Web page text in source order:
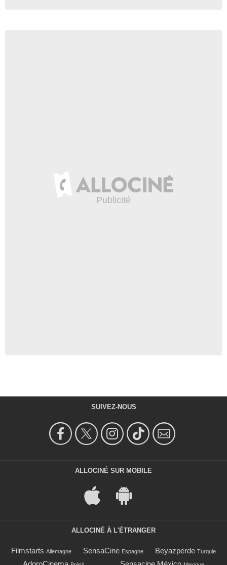
SUIVEZ-NOUS
ALLOCINÉ SUR MOBILE
ALLOCINÉ À L'ÉTRANGER
Filmstarts Allemagne SensaCine Espagne Beyazperde Turquie